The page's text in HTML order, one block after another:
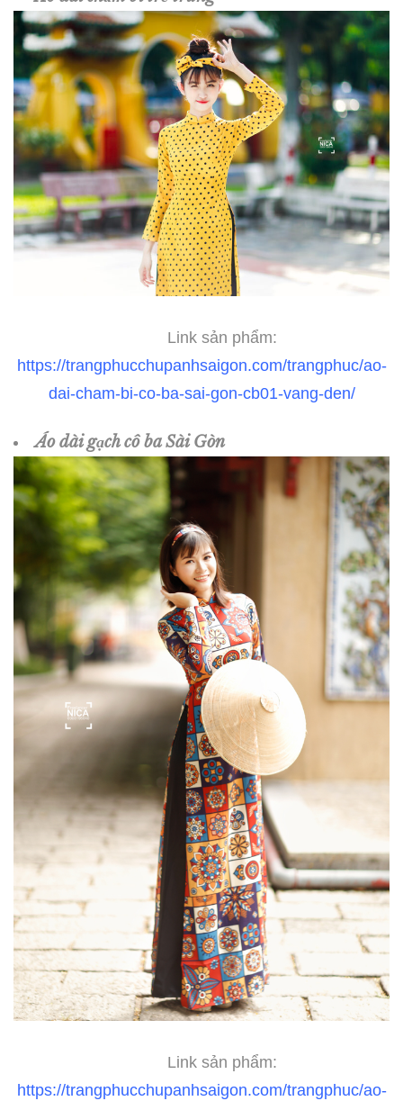
Link sản phẩm:
https://trangphucchupanhsaigon.com/trangphuc/ao-
dai-cham-bi-co-ba-sai-gon-cb01-vang-den/
Áo dài gạch cô ba Sài Gòn
Link sản phẩm:
https://trangphucchupanhsaigon.com/trangphuc/ao-